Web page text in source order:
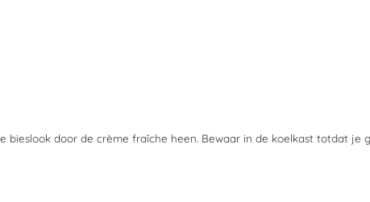
bieslook door de crème fraîche heen. Bewaar in de koelkast totdat je